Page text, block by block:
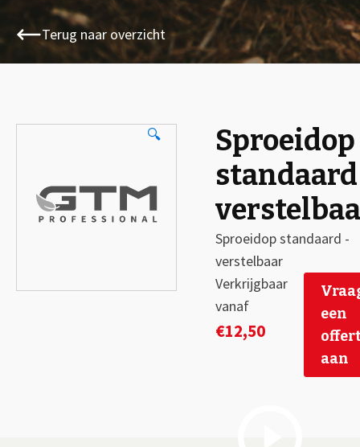
Terug naar overzicht
🔍
Sproeidop
Sproeidop standaard -
verstelbaar
Verkrijgbaar
vanaf
€12,50
een
aan